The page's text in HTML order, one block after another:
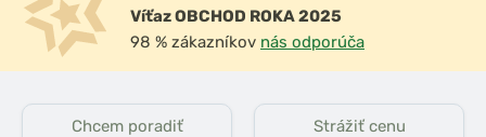
Víťaz OBCHOD ROKA 2025
98 % zákazníkov nás odporúča
Chcem poradiť Strážiť cenu